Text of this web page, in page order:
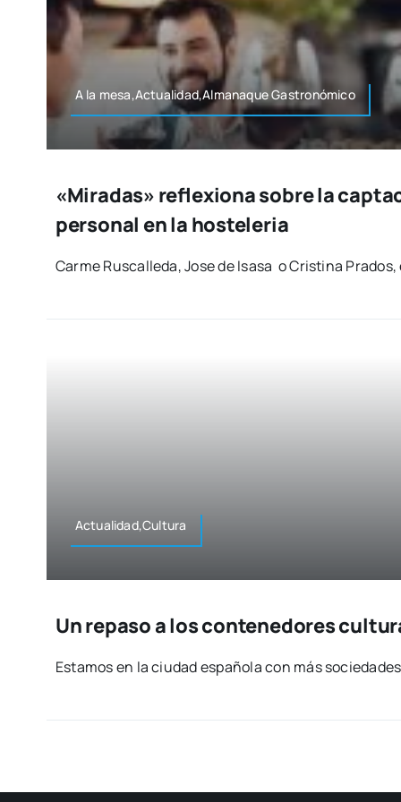
A la mesa,Actualidad,Almanaque Gas­tro­nó­mi­co
«Miradas» reflexiona sobre la
personal en la hosteleria
Car­me Rus­ca­lle­da, Jose de Isa­sa o Cris­ti­na
Actualidad,Cultura
Un repaso a los contenedores
Esta­mos en la ciu­dad espa­ño­la con más